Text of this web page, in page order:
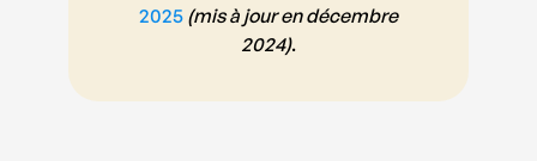
2025 (mis à jour en décembre
2024).